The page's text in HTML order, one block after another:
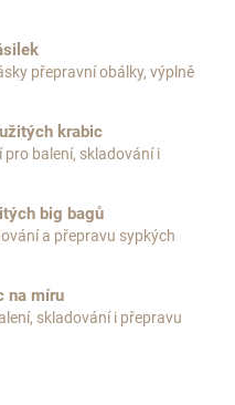
přepravní obálky, výplně
krabic
pro balení, skladování i
big bagů
a přepravu sypkých
na míru
skladování i přepravu